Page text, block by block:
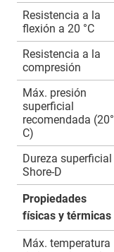
Resistencia a la
flexión a 20 °C
Resistencia a la
compresión
Máx. presión
superficial
recomendada (20°
C)
Dureza superficial
Shore-D
Propiedades
físicas y térmicas
Máx. temperatura